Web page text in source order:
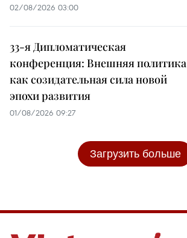
02/08/2026 03:00
33-я Дипломатическая
конференция: Внешняя политика
как созидательная сила новой
эпохи развития
01/08/2026 09:27
Загрузить больше